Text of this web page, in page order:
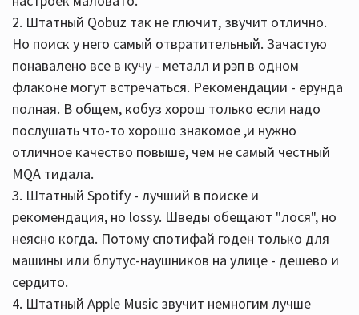
2. Штатный Qobuz так не глючит, звучит отлично.
Но поиск у него самый отвратительный. Зачастую
понавалено все в кучу - металл и рэп в одном
флаконе могут встречаться. Рекомендации - ерунда
полная. В общем, кобуз хорош только если надо
послушать что-то хорошо знакомое ,и нужно
отличное качество повыше, чем не самый честный
MQA тидала.
3. Штатный Spotify - лучший в поиске и
рекомендация, но lossy. Шведы обещают "лося", но
неясно когда. Потому спотифай годен только для
машины или блутус-наушников на улице - дешево и
сердито.
4. Штатный Apple Music звучит немногим лучше